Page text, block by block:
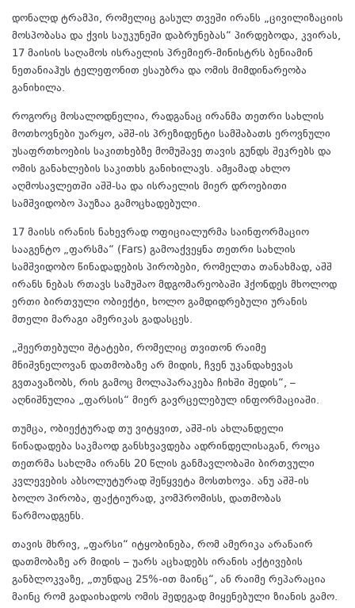
დონალდ ტრამპი, რომელიც გასულ თვეში ირანს „ცივილიზაციის
მოსპობასა და ქვის საუკუნეში დაბრუნებას“ პირდებოდა, კვირას,
17 მაისის საღამოს ისრაელის პრემიერ-მინისტრს ბენიამინ
ნეთანიაჰუს ტელეფონით ესაუბრა და ომის მიმდინარეობა
განიხილა.
როგორც მოსალოდნელია, რადგანაც ირანმა თეთრი სახლის
მოთხოვნები უარყო, აშშ-ის პრეზიდენტი სამშაბათს ეროვნული
უსაფრთხოების საკითხებზე მომუშავე თავის გუნდს შეკრებს და
ომის განახლების საკითხს განიხილავს. ამჟამად ახლო
აღმოსავლეთში აშშ-სა და ისრაელის მიერ დროებითი
სამშვიდობო პაუზაა გამოცხადებული.
17 მაისს ირანის ნახევრად ოფიციალურმა საინფორმაციო
სააგენტო „ფარსმა“ (Fars) გამოაქვეყნა თეთრი სახლის
სამშვიდობო წინადადების პირობები, რომელთა თანახმად, აშშ
ირანს ნებას რთავს სამუშაო მდგომარეობაში ჰქონდეს მხოლოდ
ერთი ბირთვული ობიექტი, ხოლო გამდიდრებული ურანის
მთელი მარაგი ამერიკას გადასცეს.
„შეერთებული შტატები, რომელიც თვითონ რაიმე
მნიშვნელოვან დათმობაზე არ მიდის, ჩვენ უკანდახევას
გვთავაზობს, რის გამოც მოლაპარაკება ჩიხში შედის“, –
აღნიშნულია „ფარსის“ მიერ გავრცელებულ ინფორმაციაში.
თუმცა, ობიექტურად თუ ვიტყვით, აშშ-ის ახლანდელი
წინადადება საკმაოდ განსხვავდება ადრინდელისაგან, როცა
თეთრმა სახლმა ირანს 20 წლის განმავლობაში ბირთვული
კვლევების აბსოლუტურად შეწყვეტა მოსთხოვა. ანუ აშშ-ის
ბოლო პირობა, ფაქტიურად, კომპრომისს, დათმობას
წარმოადგენს.
თავის მხრივ, „ფარსი“ იტყობინება, რომ ამერიკა არანაირ
დათმობაზე არ მიდის – უარს აცხადებს ირანის აქტივების
განბლოკვაზე, „თუნდაც 25%-ით მაინც“, ან რაიმე რეპარაცია
მაინც რომ გადაიხადოს ომის შედეგად მიყენებული ზიანის გამო.